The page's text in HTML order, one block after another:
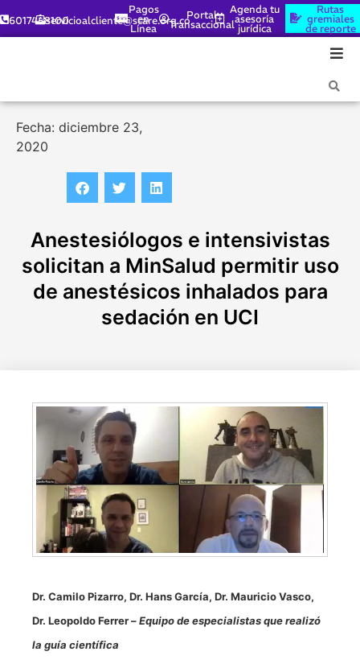
6017448100servicioalcliente@scare.org.co
Pagos
en
Línea
Portal
Transaccional
Agenda tu
asesoría
jurídica
Rutas
gremiales
de reporte
Fecha: diciembre 23,
2020
Anestesiólogos e intensivistas
solicitan a MinSalud permitir uso
de anestésicos inhalados para
sedación en UCI
Dr. Camilo Pizarro, Dr. Hans García, Dr. Mauricio Vasco,
Dr. Leopoldo Ferrer –Equipo de especialistas que realizó
la guía científica